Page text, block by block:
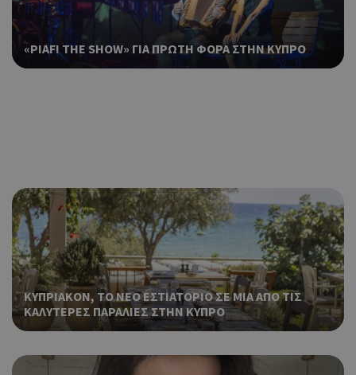
«PIAF! THE SHOW» ΓΙΑ ΠΡΩΤΗ ΦΟΡΑ ΣΤΗΝ ΚΥΠΡΟ
ΚΥΠΡΙΑΚΟΝ, ΤΟ ΝΕΟ ΕΣΤΙΑΤΟΡΙΟ ΣΕ ΜΙΑ ΑΠΟ ΤΙΣ
ΚΑΛΥΤΕΡΕΣ ΠΑΡΑΛΙΕΣ ΣΤΗΝ ΚΥΠΡΟ